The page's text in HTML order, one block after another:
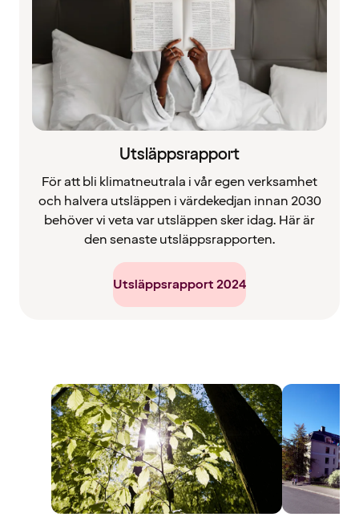
Utsläppsrapport
För att bli klimatneutrala i vår egen verksamhet
och halvera utsläppen i värdekedjan innan 2030
behöver vi veta var utsläppen sker idag. Här är
den senaste utsläppsrapporten.
Utsläppsrapport 2024